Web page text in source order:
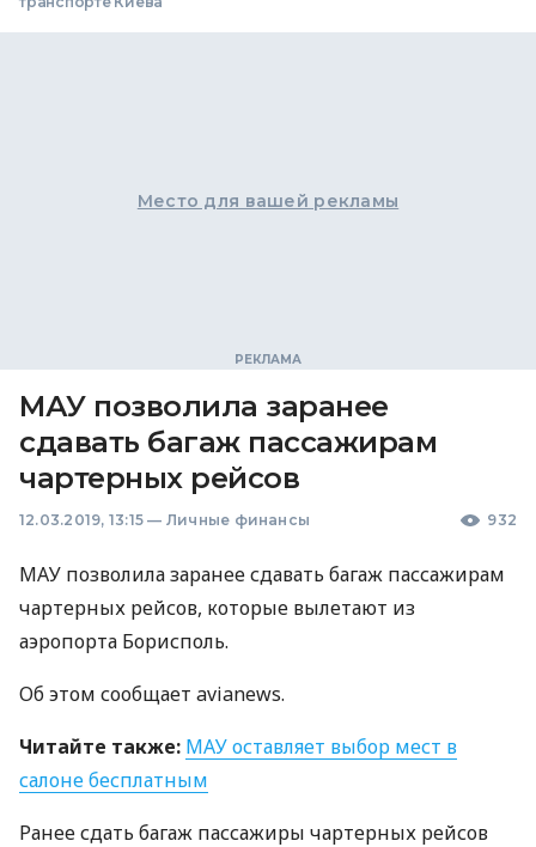
Место для вашей рекламы
МАУ позволила заранее
сдавать багаж пассажирам
чартерных рейсов
12.03.2019, 13:15 — Личные финансы 932
МАУ позволила заранее сдавать багаж пассажирам
чартерных рейсов, которые вылетают из
аэропорта Борисполь.
Об этом сообщает avianews.
Читайте также: МАУоставляет выбор мест в
салоне бесплатным
Ранее сдать багаж пассажиры чартерных рейсов